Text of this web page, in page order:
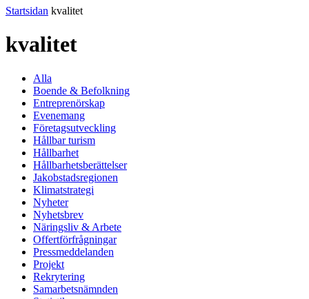
Startsidan kvalitet
kvalitet
Alla
Boende & Befolkning
Entreprenörskap
Evenemang
Företagsutveckling
Hållbar turism
Hållbarhet
Hållbarhetsberättelser
Jakobstadsregionen
Klimatstrategi
Nyheter
Nyhetsbrev
Näringsliv & Arbete
Offertförfrågningar
Pressmeddelanden
Projekt
Rekrytering
Samarbetsnämnden